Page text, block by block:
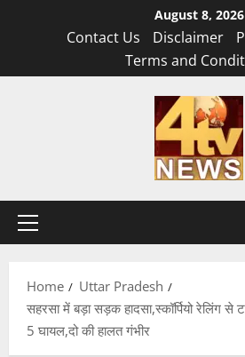
August 8, 2026
Contact Us Disclaimer
Terms and
Primary
Home
Uttar Pradesh
सहरसा में बड़ा सड़क हादसा,स्कॉर्पियो रेलिंग से
5 घायल,दो की हालत गंभीर